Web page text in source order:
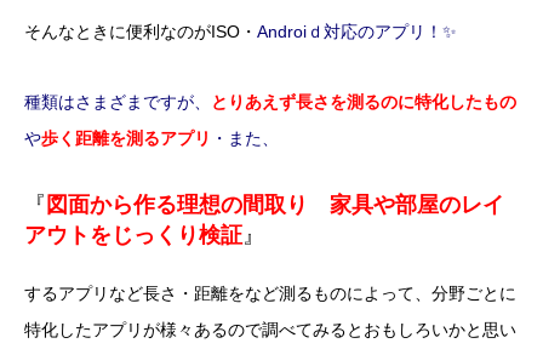
そんなときに便利なのがISO・ Androiｄ対応のアプリ！✨
種類はさまざまですが、
とりあえず長さを測るのに特化したもの
や歩く距離を測るアプリ ・また、
『 図面から作る理想の間取り 家具や部屋のレイ
アウトをじっくり検証 』
するアプリなど長さ・距離をなど測るものによって、分野ごとに
特化したアプリが様々あるので調べてみるとおもしろいかと思い